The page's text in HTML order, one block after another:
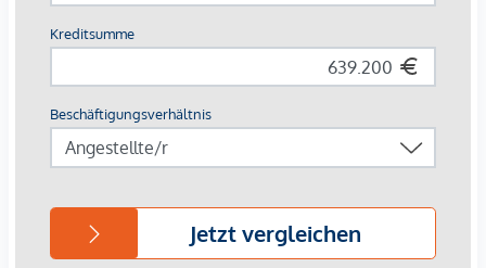
unter Tel. Nr.:+43 699 1165 0314gerne zur Verfügung, oder
per Mail unter: office@atriumglobal-investment.at
Wir möchten darauf hinweisen, dass zwischen Eigentümer
BITTE BEACHTEN SIE, DASS WIR AUFGRUND DER
NACHWEISPFLICHT GEGENÜBER DEM EIGENTÜMER NUR
KONTAKTDATEN BEARBEITEN KÖNNEN.